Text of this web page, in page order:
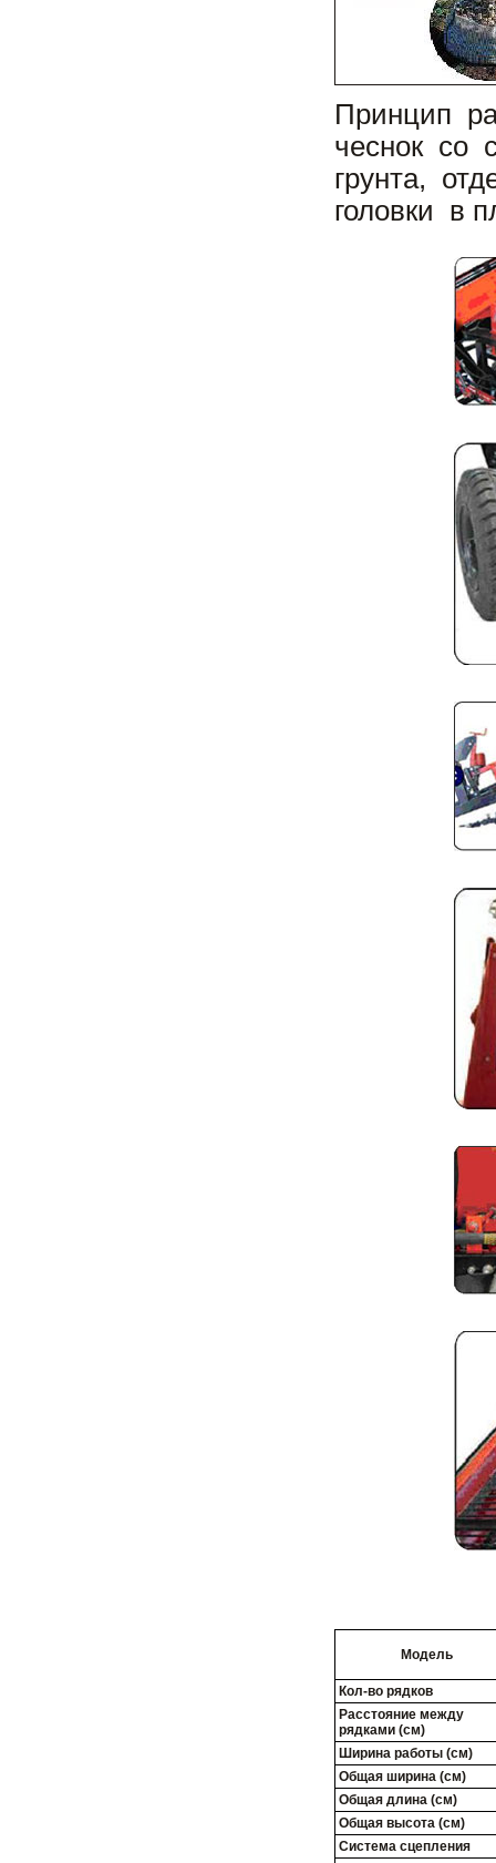
Принцип
чеснок со
грунта,
головки в
Модель
Кол-во рядков
Расстояние между
рядками (см)
Ширина работы (см)
Общая ширина (см)
Общая длина (см)
Общая высота (см)
Система сцепления